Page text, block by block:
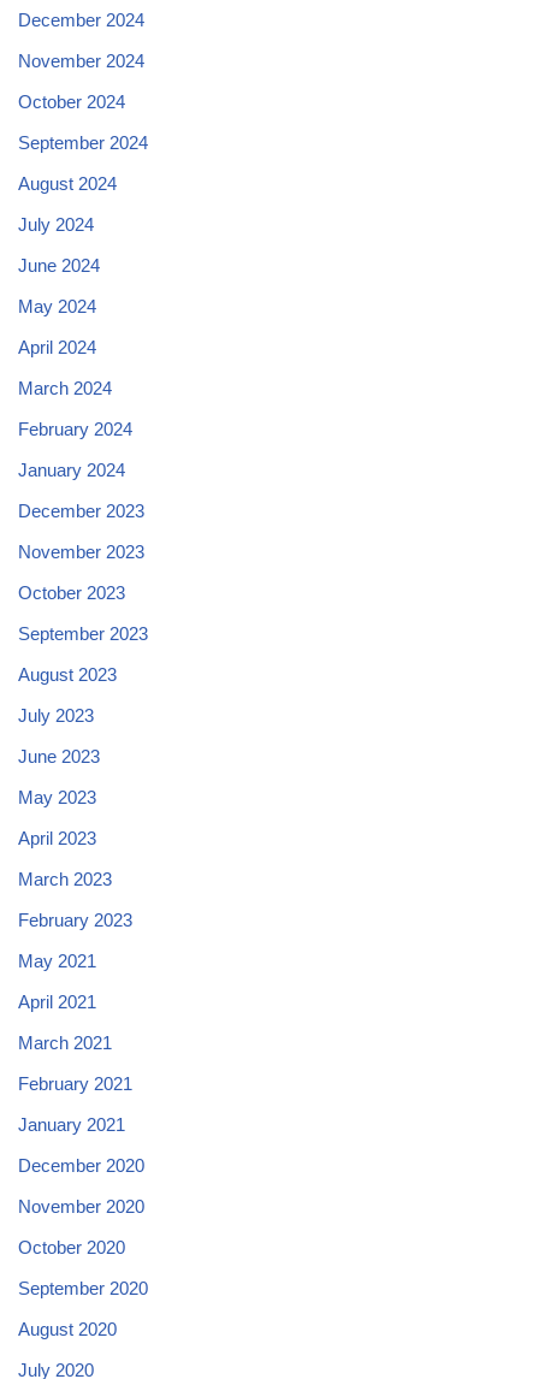
December 2024
November 2024
October 2024
September 2024
August 2024
July 2024
June 2024
May 2024
April 2024
March 2024
February 2024
January 2024
December 2023
November 2023
October 2023
September 2023
August 2023
July 2023
June 2023
May 2023
April 2023
March 2023
February 2023
May 2021
April 2021
March 2021
February 2021
January 2021
December 2020
November 2020
October 2020
September 2020
August 2020
July 2020